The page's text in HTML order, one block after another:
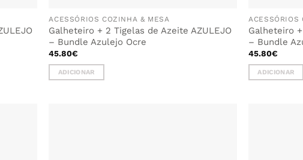
ACESSÓRIOS COZINHA & MESA
Galheteiro + 2 Tigelas de Azeite AZULEJO
– Bundle Azulejo Ocre
45.80€
ADICIONAR
ACESSÓRIOS
Galheteiro
– Bundle
45.80€
ADICIONAR